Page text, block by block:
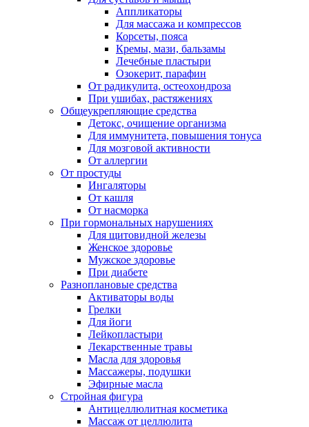
Аппликаторы
Для массажа и компрессов
Корсеты, пояса
Кремы, мази, бальзамы
Лечебные пластыри
Озокерит, парафин
От радикулита, остеохондроза
При ушибах, растяжениях
Общеукрепляющие средства
Детокс, очищение организма
Для иммунитета, повышения тонуса
Для мозговой активности
От аллергии
От простуды
Ингаляторы
От кашля
От насморка
При гормональных нарушениях
Для щитовидной железы
Женское здоровье
Мужское здоровье
При диабете
Разноплановые средства
Активаторы воды
Грелки
Для йоги
Лейкопластыри
Лекарственные травы
Масла для здоровья
Массажеры, подушки
Эфирные масла
Стройная фигура
Антицеллюлитная косметика
Массаж от целлюлита